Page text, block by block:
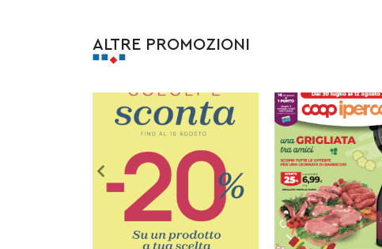
ALTRE PROMOZIONI